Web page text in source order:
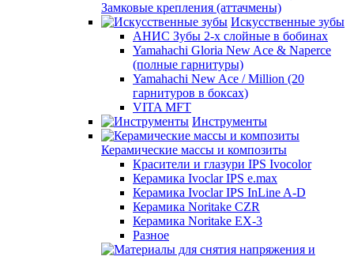
Замковые крепления (аттачмены)
Искусственные зубы
АНИС Зубы 2-х слойные в бобинах
Yamahachi Gloria New Ace & Naperce
(полные гарнитуры)
Yamahachi New Ace / Million (20
гарнитуров в боксах)
VITA MFT
Инструменты
Керамические массы и композиты
Красители и глазури IPS Ivocolor
Керамика Ivoclar IPS e.max
Керамика Ivoclar IPS InLine A-D
Керамика Noritake CZR
Керамика Noritake EX-3
Разное